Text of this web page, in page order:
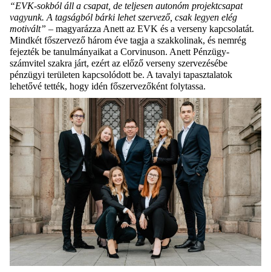
“EVK-sokból áll a csapat, de teljesen autonóm projektcsapat
vagyunk. A tagságból bárki lehet szervező, csak legyen elég
motivált” – magyarázza Anett az EVK és a verseny kapcsolatát.
Mindkét főszervező három éve tagja a szakkolinak, és nemrég
fejezték be tanulmányaikat a Corvinuson. Anett Pénzügy-
számvitel szakra járt, ezért az előző verseny szervezésébe
pénzügyi területen kapcsolódott be. A tavalyi tapasztalatok
lehetővé tették, hogy idén főszervezőként folytassa.